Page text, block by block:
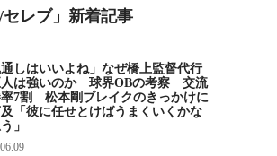
セレブ」新着記事
通しはいいよね」なぜ橋上監督代行
人は強いのか 球界OBの考察 交流
7割 松本剛ブレイクのきっかけに
及「彼に任せとけばうまくいくかな
」